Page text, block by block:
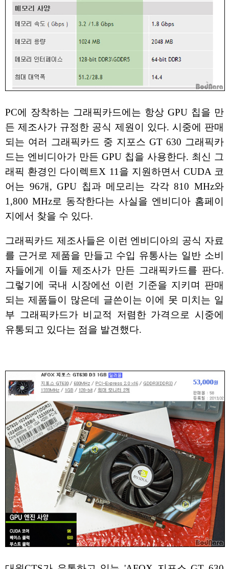
PC에 장착하는 그래픽카드에는 항상 GPU 칩을 만
든 제조사가 규정한 공식 제원이 있다. 시중에 판매
되는 여러 그래픽카드 중 지포스 GT 630 그래픽카
드는 엔비디아가 만든 GPU 칩을 사용한다. 최신 그
래픽 환경인 다이렉트X 11을 지원하면서 CUDA 코
어는 96개, GPU 칩과 메모리는 각각 810 MHz와
1,800 MHz로 동작한다는 사실을 엔비디아 홈페이
지에서 찾을 수 있다.
그래픽카드 제조사들은 이런 엔비디아의 공식 자료
를 근거로 제품을 만들고 수입 유통사는 일반 소비
자들에게 이들 제조사가 만든 그래픽카드를 판다.
그렇기에 국내 시장에선 이런 기준을 지키며 판매
되는 제품들이 많은데 글쓴이는 이에 못 미치는 일
부 그래픽카드가 비교적 저렴한 가격으로 시중에
유통되고 있다는 점을 발견했다.